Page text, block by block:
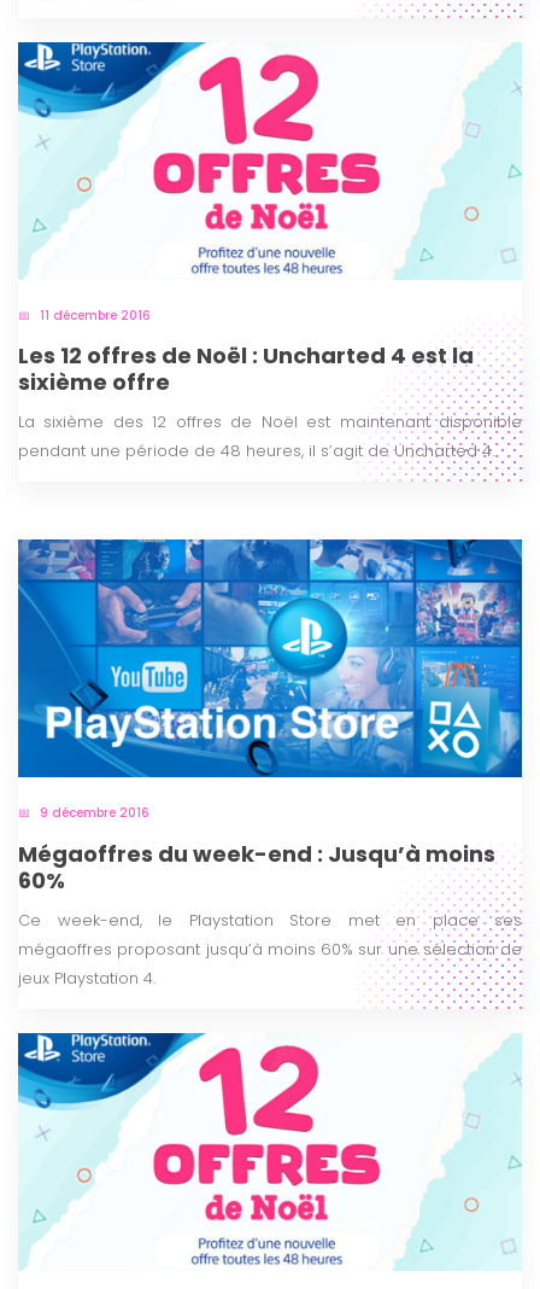
11 décembre 2016
Les 12 offres de Noël : Uncharted 4 est la
sixième offre
La sixième des 12 offres de Noël est maintenant disponible
pendant une période de 48 heures, il s’agit de Uncharted 4.
9 décembre 2016
Mégaoffres du week-end : Jusqu’à moins
60%
Ce week-end, le Playstation Store met en place ses
mégaoffres proposant jusqu’à moins 60% sur une sélection de
jeux Playstation 4.